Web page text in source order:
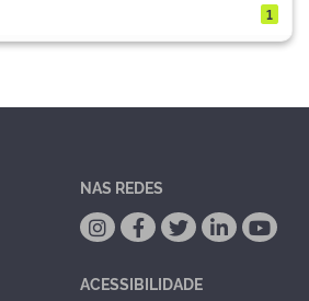
1
NAS REDES
ACESSIBILIDADE